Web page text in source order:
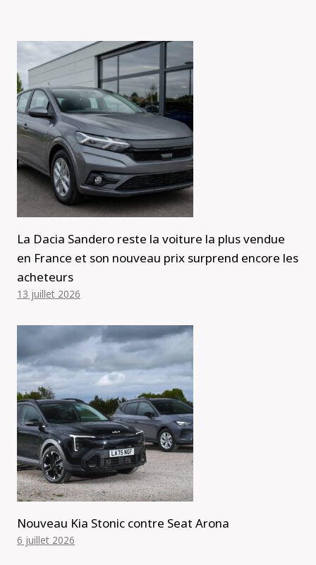
La Dacia Sandero reste la voiture la plus vendue
en France et son nouveau prix surprend encore les
acheteurs
13 juillet 2026
Nouveau Kia Stonic contre Seat Arona
6 juillet 2026